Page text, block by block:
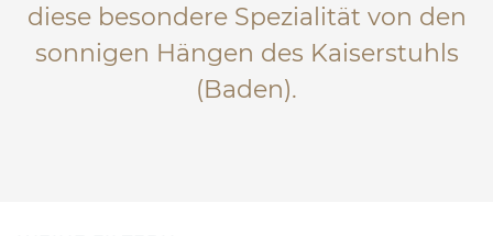
diese besondere Spezialität von den
sonnigen Hängen des Kaiserstuhls
(Baden).